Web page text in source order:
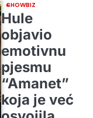
SHOWBIZ
Hule
objavio
emotivnu
pjesmu
“Amanet”
koja je već